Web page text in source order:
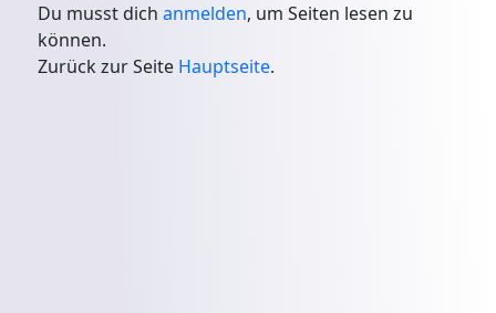
Du musst dichanmelden, um Seiten lesen zu
können.
Zurück zur Seite Hauptseite.